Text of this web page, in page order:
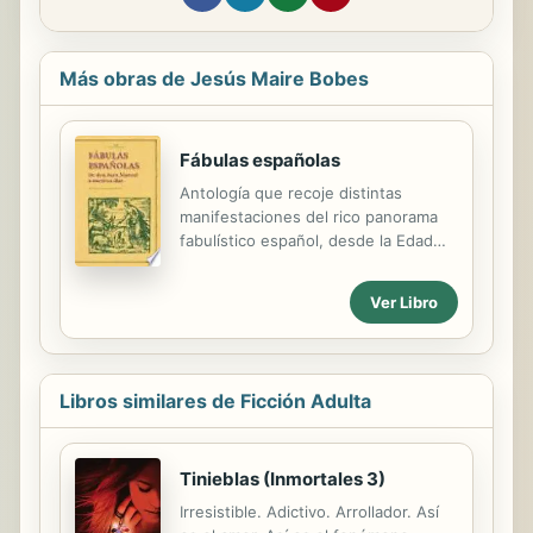
Más obras de Jesús Maire Bobes
Fábulas españolas
Antología que recoje distintas
manifestaciones del rico panorama
fabulístico español, desde la Edad
que se acompañan de un amplio
aparato de notas de orden léxico y
de orientación a la lectura, están
precedidos de una completa
y literario en el que fueron escritos.
Ver Libro
Libros similares de Ficción Adulta
Tinieblas (Inmortales 3)
Irresistible. Adictivo. Arrollador. Así